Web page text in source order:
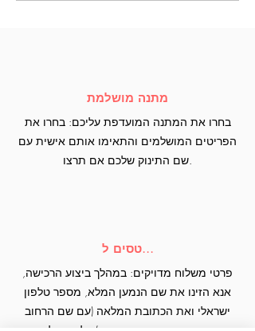
מתנה מושלמת
בחרו את המתנה המועדפת עליכם: בחרו את
הפריטים המושלמים והתאימו אותם אישית עם
שם התינוק שלכם אם תרצו.
טסים ל...
פרטי משלוח מדויקים: במהלך ביצוע הרכישה,
אנא הזינו את שם הנמען המלא, מספר טלפון
ישראלי ואת הכתובת המלאה (עם שם הרחוב